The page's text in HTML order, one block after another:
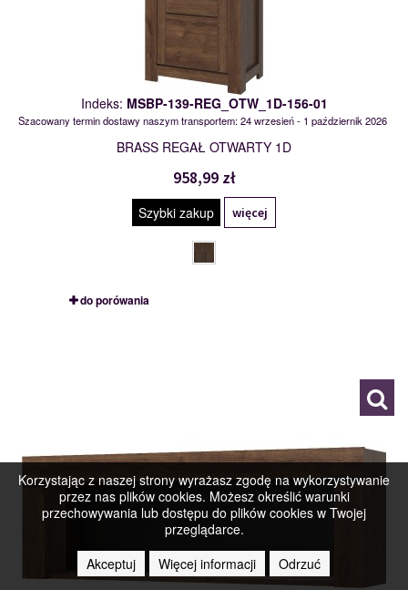
Indeks: MSBP-139-REG_OTW_1D-156-01
Szacowany termin dostawy naszym transportem: 24 wrzesień - 1 październik 2026
BRASS REGAŁ OTWARTY 1D
958,99 zł
Szybki zakup więcej
do porówania
Korzystając z naszej strony wyrażasz zgodę na wykorzystywanie
przez nas plików cookies. Możesz określić warunki
przechowywania lub dostępu do plików cookies w Twojej
przeglądarce.
Akceptuj
Więcej informacji Odrzuć